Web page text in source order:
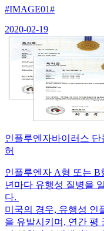
#IMAGE01#
2020-02-19
인플루엔자바이러스
허
인플루엔자 A형 또는 B
년마다 유행성 질병을
다.
미국의 경우, 유행성 인
을 유발시키며, 연간 평